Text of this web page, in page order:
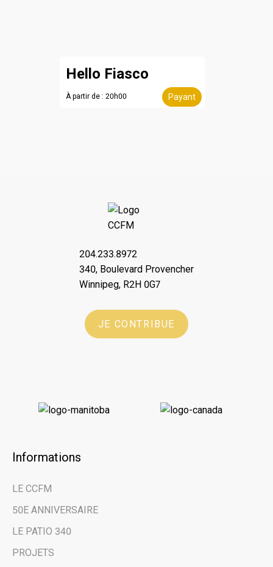
Hello Fiasco
À partir de : 20h00 Payant
204.233.8972
340, Boulevard Provencher
Winnipeg, R2H 0G7
JE CONTRIBUE
Informations
LE CCFM
50E ANNIVERSAIRE
LE PATIO 340
PROJETS